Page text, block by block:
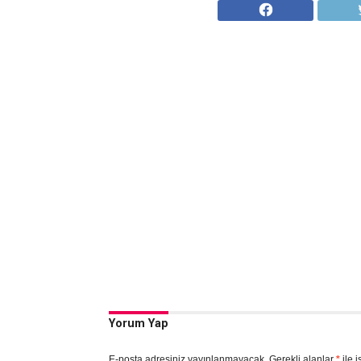
Yorum Yap